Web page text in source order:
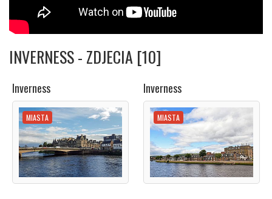
INVERNESS - ZDJECIA [10]
Inverness
MIASTA
Inverness
MIASTA